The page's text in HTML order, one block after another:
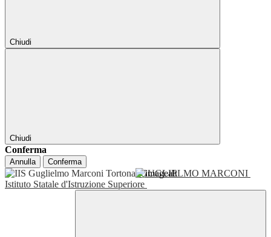
Chiudi
Chiudi
Conferma
Annulla Conferma
GUGLIELMO MARCONI
Istituto Statale d'Istruzione Superiore